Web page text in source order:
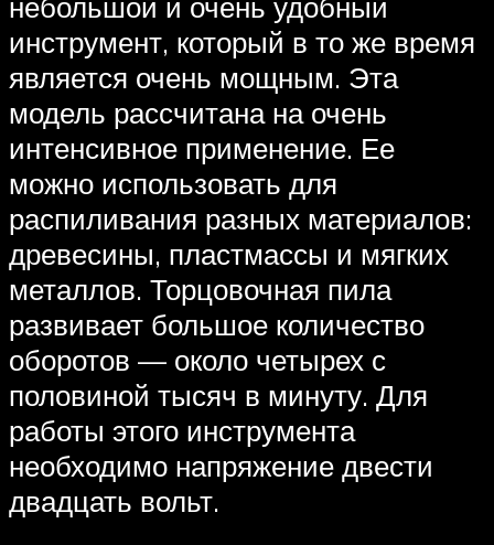
инструмент, который в то же время
является очень мощным. Эта
модель рассчитана на очень
интенсивное применение. Ее
можно использовать для
распиливания разных материалов:
древесины, пластмассы и мягких
металлов. Торцовочная пила
развивает большое количество
оборотов — около четырех с
половиной тысяч в минуту. Для
работы этого инструмента
необходимо напряжение двести
двадцать вольт.